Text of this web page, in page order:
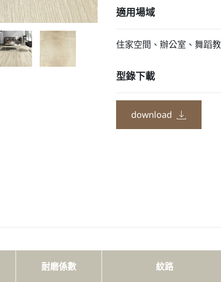
適用場域
住家空間、辦公室、舞蹈
型錄下載
download
耐磨係數 紋路